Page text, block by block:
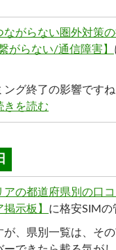
ながらない圏外対策
がらない/通信障害】
グ終了の影響です
きを読む
アの都道府県別の口
示板】 に格安SIMの
が、県別一覧は、そ